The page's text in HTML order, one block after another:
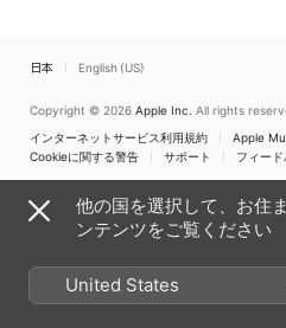
日本 English (US)
Copyright © 2026 Apple Inc. All rights
インターネットサービス利用規約
Apple
Cookieに関する警告
サポート フィード
他の国を選択して、お住
ンテンツをご覧ください
United States